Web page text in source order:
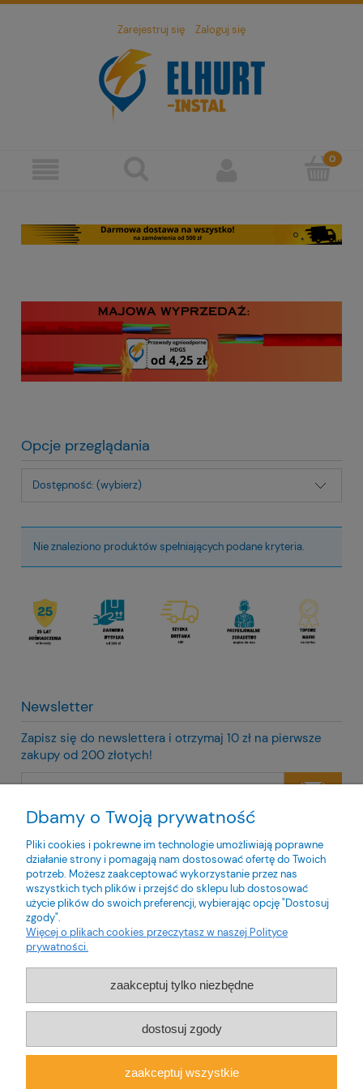
Zarejestruj się Zaloguj się
Opcje przeglądania
Dostępność: (wybierz)
Nie znaleziono produktów spełniających podane kryteria.
Newsletter
Zapisz się do newslettera i otrzymaj 10 zł na pierwsze
zakupy od 200 złotych!
Twoje dane będą przetwarzane zgodnie z nasząpolityką
prywatności
Pomoc
Moje konto
Dbamy o Twoją prywatność
Pliki cookies i pokrewne im technologie umożliwiają poprawne
działanie strony i pomagają nam dostosować ofertę do Twoich
potrzeb. Możesz zaakceptować wykorzystanie przez nas
wszystkich tych plików i przejść do sklepu lub dostosować
użycie plików do swoich preferencji, wybierając opcję "Dostosuj
zgody".
Więcej o plikach cookies przeczytasz w naszej Polityce
prywatności.
zaakceptuj tylko niezbędne
dostosuj zgody
zaakceptuj wszystkie